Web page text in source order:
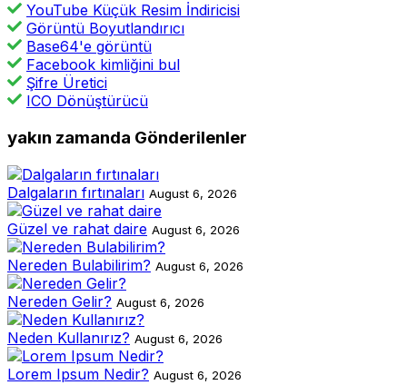
YouTube Küçük Resim İndiricisi
Görüntü Boyutlandırıcı
Base64'e görüntü
Facebook kimliğini bul
Şifre Üretici
ICO Dönüştürücü
yakın zamanda Gönderilenler
Dalgaların fırtınaları August 6, 2026
Güzel ve rahat daire August 6, 2026
Nereden Bulabilirim? August 6, 2026
Nereden Gelir? August 6, 2026
Neden Kullanırız? August 6, 2026
Lorem Ipsum Nedir? August 6, 2026